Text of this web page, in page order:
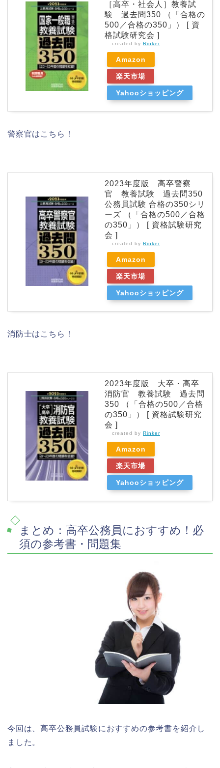
［高卒・社会人］教養試
験 過去問350 （「合格の
500／合格の350」） [ 資
格試験研究会 ]
created by Rinker
Amazon
楽天市場
Yahooショッピング
警察官はこちら！
2023年度版 高卒警察
官 教養試験 過去問350
公務員試験 合格の350シリ
ーズ （「合格の500／合格
の350」） [ 資格試験研究
会 ]
created by Rinker
Amazon
楽天市場
Yahooショッピング
消防士はこちら！
2023年度版 大卒・高卒
消防官 教養試験 過去問
350 （「合格の500／合格
の350」） [ 資格試験研究
会 ]
created by Rinker
Amazon
楽天市場
Yahooショッピング
まとめ：高卒公務員におすすめ！必
須の参考書・問題集
今回は、高卒公務員試験におすすめの参考書を紹介し
ました。